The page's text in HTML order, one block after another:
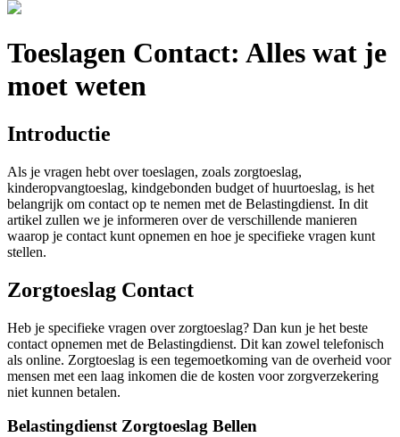
Toeslagen Contact: Alles wat je
moet weten
Introductie
Als je vragen hebt over toeslagen, zoals zorgtoeslag,
kinderopvangtoeslag, kindgebonden budget of huurtoeslag, is het
belangrijk om contact op te nemen met de Belastingdienst. In dit
artikel zullen we je informeren over de verschillende manieren
waarop je contact kunt opnemen en hoe je specifieke vragen kunt
stellen.
Zorgtoeslag Contact
Heb je specifieke vragen over zorgtoeslag? Dan kun je het beste
contact opnemen met de Belastingdienst. Dit kan zowel telefonisch
als online. Zorgtoeslag is een tegemoetkoming van de overheid voor
mensen met een laag inkomen die de kosten voor zorgverzekering
niet kunnen betalen.
Belastingdienst Zorgtoeslag Bellen